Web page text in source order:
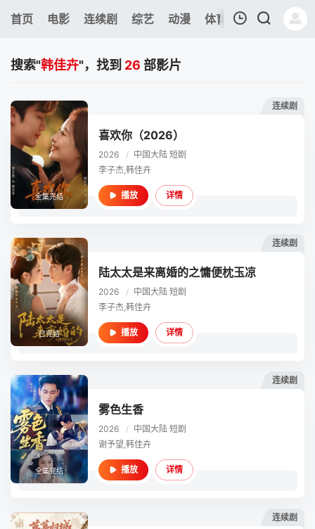
首页 电影 连续剧 综艺 动漫 体育 今日更新 热
我的观影记录
暂无观看影片的记录
搜索"韩佳卉"，找到 26 部影片
连续剧
全集完结
喜欢你（2026）
2026 / 中国大陆 短剧
李子杰,韩佳卉
播放 详情
连续剧
已完结
陆太太是来离婚的之慵便枕玉凉
2026 / 中国大陆 短剧
李子杰,韩佳卉
播放 详情
连续剧
全集完结
雾色生香
2026 / 中国大陆 短剧
谢予望,韩佳卉
播放 详情
连续剧